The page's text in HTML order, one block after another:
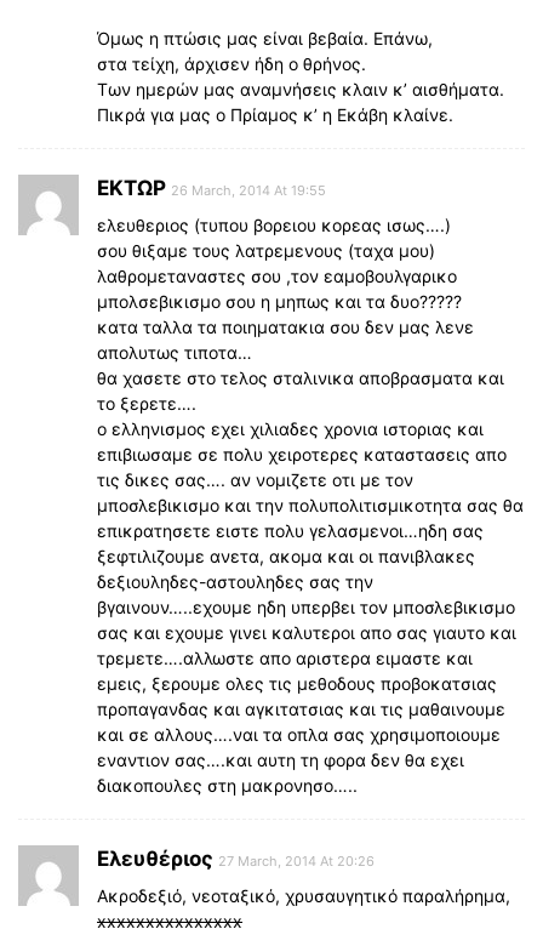
Όμως η πτώσις μας είναι βεβαία. Επάνω,
στα τείχη, άρχισεν ήδη ο θρήνος.
Των ημερών μας αναμνήσεις κλαιν κ’ αισθήματα.
Πικρά για μας ο Πρίαμος κ’ η Εκάβη κλαίνε.
ΕΚΤΩΡ 26 March, 2014 At 19:55
ελευθεριος (τυπου βορειου κορεας ισως….)
σου θιξαμε τους λατρεμενους (ταχα μου)
λαθρομεταναστες σου ,τον εαμοβουλγαρικο
μπολσεβικισμο σου η μηπως και τα δυο?????
κατα ταλλα τα ποιηματακια σου δεν μας λενε
απολυτως τιποτα…
θα χασετε στο τελος σταλινικα αποβρασματα και
το ξερετε….
ο ελληνισμος εχει χιλιαδες χρονια ιστοριας και
επιβιωσαμε σε πολυ χειροτερες καταστασεις απο
τις δικες σας…. αν νομιζετε οτι με τον
μποσλεβικισμο και την πολυπολιτισμικοτητα σας θα
επικρατησετε ειστε πολυ γελασμενοι…ηδη σας
ξεφτιλιζουμε ανετα, ακομα και οι πανιβλακες
δεξιουληδες-αστουληδες σας την
βγαινουν…..εχουμε ηδη υπερβει τον μποσλεβικισμο
σας και εχουμε γινει καλυτεροι απο σας γιαυτο και
τρεμετε….αλλωστε απο αριστερα ειμαστε και
εμεις, ξερουμε ολες τις μεθοδους προβοκατσιας
προπαγανδας και αγκιτατσιας και τις μαθαινουμε
και σε αλλους….ναι τα οπλα σας χρησιμοποιουμε
εναντιον σας….και αυτη τη φορα δεν θα εχει
διακοπουλες στη μακρονησο…..
Ελευθέριος 27 March, 2014 At 20:26
Ακροδεξιό, νεοταξικό, χρυσαυγητικό παραλήρημα,
xxxxxxxxxxxxxxx